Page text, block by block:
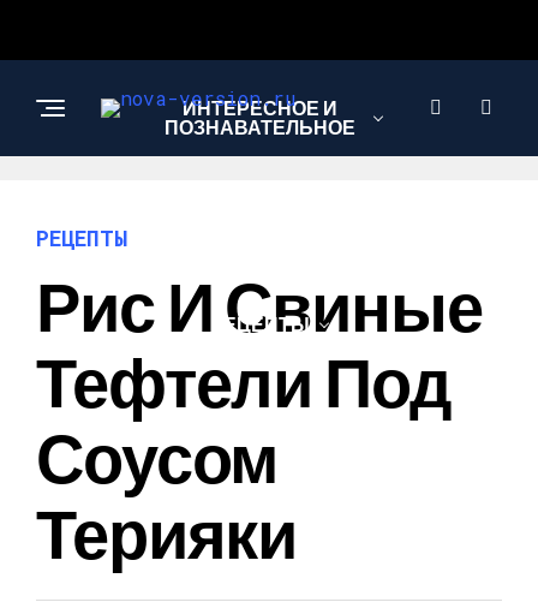
ИНТЕРЕСНОЕ И
ПОЗНАВАТЕЛЬНОЕ
РЕЦЕПТЫ
РЕЦЕПТЫ
Рис И Свиные
Тефтели Под
Соусом
Терияки